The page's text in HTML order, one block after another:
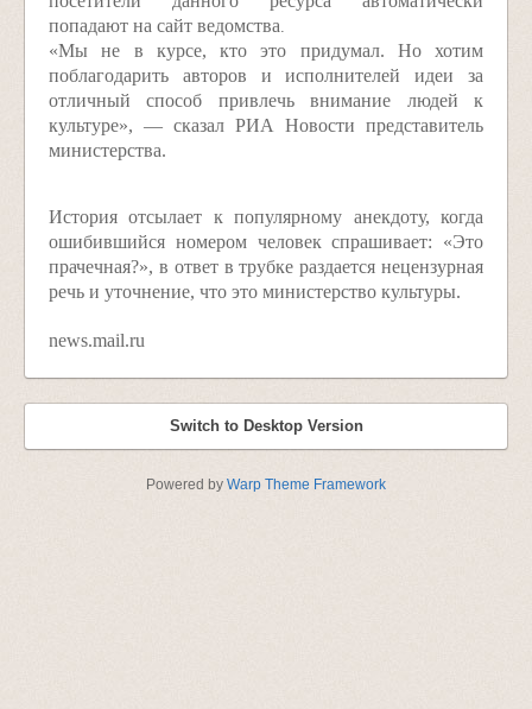
попадают на сайт ведомства.
«Мы не в курсе, кто это придумал. Но хотим
поблагодарить авторов и исполнителей идеи за
отличный способ привлечь внимание людей к
культуре», — сказал РИА Новости представитель
министерства.
История отсылает к популярному анекдоту, когда
ошибившийся номером человек спрашивает: «Это
прачечная?», в ответ в трубке раздается нецензурная
речь и уточнение, что это министерство культуры.
news.mail.ru
Switch to Desktop Version
Powered by Warp Theme Framework